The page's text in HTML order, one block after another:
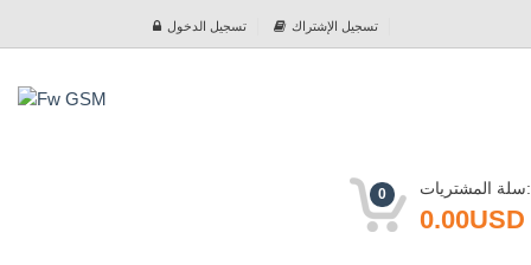
تسجيل الدخول تسجيل الإشتراك
0 سلة المشتريات:
0.00USD